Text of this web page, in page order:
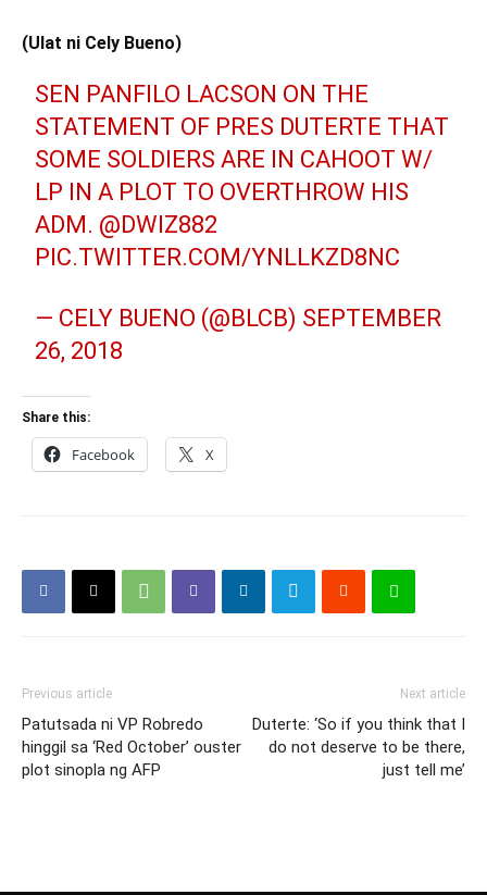
(Ulat ni Cely Bueno)
SEN PANFILO LACSON ON THE
STATEMENT OF PRES DUTERTE THAT
SOME SOLDIERS ARE IN CAHOOT W/
LP IN A PLOT TO OVERTHROW HIS
ADM. @DWIZ882
PIC.TWITTER.COM/YNLLKZD8NC
— CELY BUENO (@BLCB) SEPTEMBER
26, 2018
Share this:
Facebook X
Previous article
Patutsada ni VP Robredo
hinggil sa ‘Red October’ ouster
plot sinopla ng AFP
Next article
Duterte: ‘So if you think that I
do not deserve to be there,
just tell me’